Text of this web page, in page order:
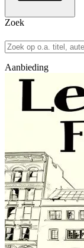
Zoek
Aanbieding